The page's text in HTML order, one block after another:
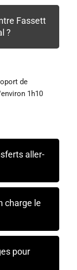
Fassett
?
de
1h10
aller-
charge le
pour